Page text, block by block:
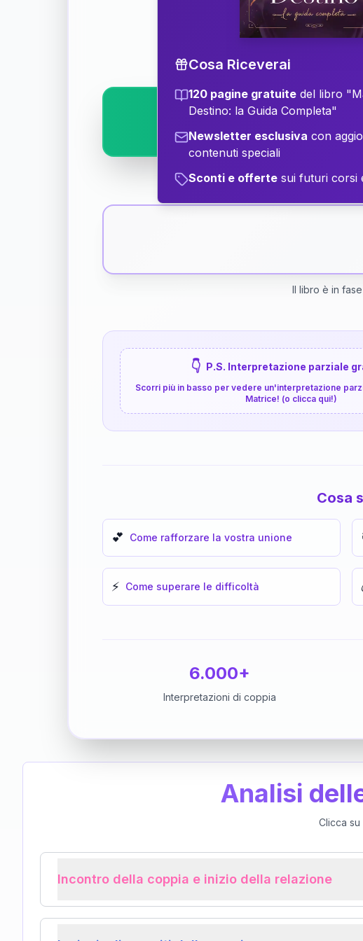
Scopri il significato della
Il libro è in
👇 P.S. Interpretazione parziale
Scorri più in basso per vedere un'interpretazione
Matrice! (o clicca qui!)
Cosa
💕 Come rafforzare la vostra unione
⚡ Come superare le difficoltà
6.000+
Interpretazioni di coppia
Analisi
Clicca
Incontro della coppia e inizio della relazione
Cosa Riceverai
120 pagine gratuite del libro
Destino: la Guida Completa"
Newsletter esclusiva con
contenuti speciali
Sconti e offerte sui futuri corsi